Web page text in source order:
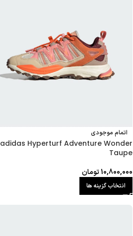
اتمام موجودی
adidas Hyperturf Adventure Wonder
Taupe
10,800,000تومان
انتخاب گزینه ها